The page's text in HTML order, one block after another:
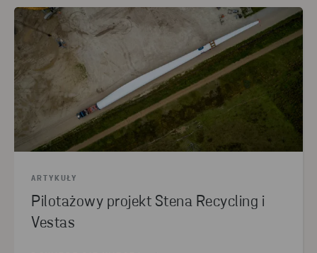
ARTYKUŁY
Pilotażowy projekt Stena Recycling i
Vestas